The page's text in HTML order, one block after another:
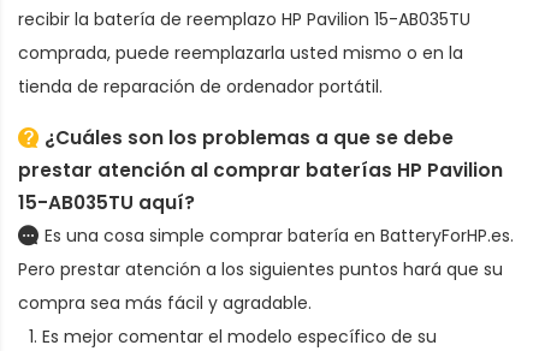
recibir la batería de reemplazo HP Pavilion 15-AB035TU
comprada, puede reemplazarla usted mismo o en la
tienda de reparación de ordenador portátil.
¿Cuáles son los problemas a que se debe
prestar atención al comprar baterías HP Pavilion
15-AB035TU aquí?
Es una cosa simple comprar batería en BatteryForHP.es.
Pero prestar atención a los siguientes puntos hará que su
compra sea más fácil y agradable.
Es mejor comentar el modelo específico de su